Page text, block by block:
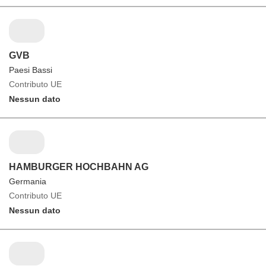
GVB
Paesi Bassi
Contributo UE
Nessun dato
HAMBURGER HOCHBAHN AG
Germania
Contributo UE
Nessun dato